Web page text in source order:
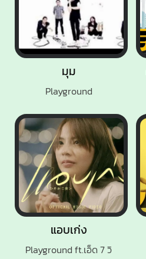
มุม
Playground
แอบเก่ง
Playground ft.เอ็ด 7 วิ